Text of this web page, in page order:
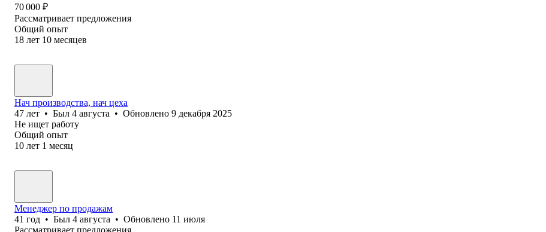
70 000 ₽
Рассматривает предложения
Общий опыт
18 лет 10 месяцев
Нач производства, нач цеха
47 лет • Был 4 августа • Обновлено 9 декабря 2025
Не ищет работу
Общий опыт
10 лет 1 месяц
Менеджер по продажам
41 год • Был 4 августа • Обновлено 11 июля
Рассматривает предложения